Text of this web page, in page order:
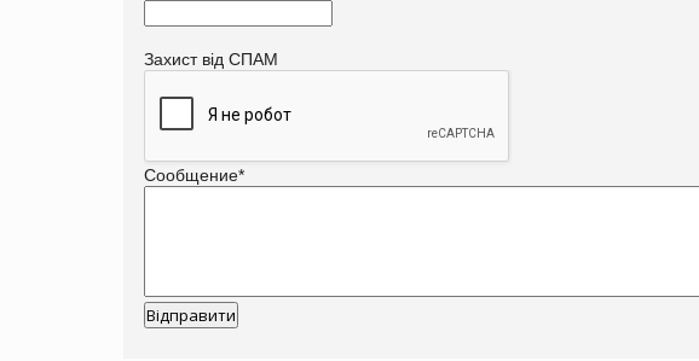
Захист від СПАМ
Сообщение*